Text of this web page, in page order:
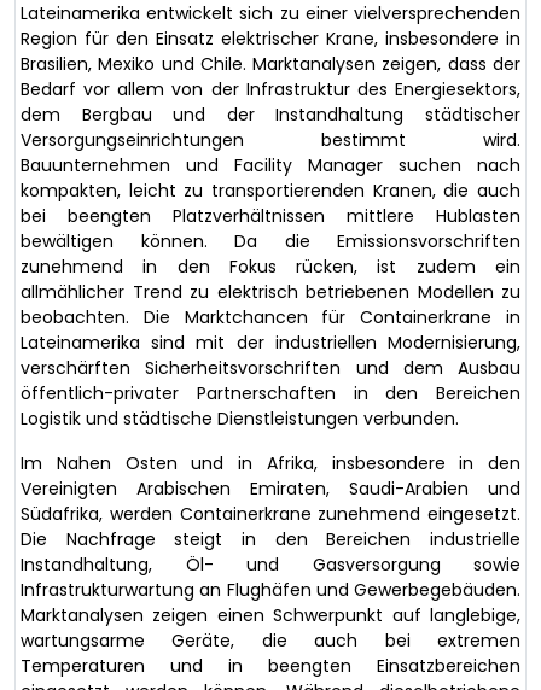
Lateinamerika entwickelt sich zu einer vielversprechenden
Region für den Einsatz elektrischer Krane, insbesondere in
Brasilien, Mexiko und Chile. Marktanalysen zeigen, dass der
Bedarf vor allem von der Infrastruktur des Energiesektors,
dem Bergbau und der Instandhaltung städtischer
Versorgungseinrichtungen bestimmt wird.
Bauunternehmen und Facility Manager suchen nach
kompakten, leicht zu transportierenden Kranen, die auch
bei beengten Platzverhältnissen mittlere Hublasten
bewältigen können. Da die Emissionsvorschriften
zunehmend in den Fokus rücken, ist zudem ein
allmählicher Trend zu elektrisch betriebenen Modellen zu
beobachten. Die Marktchancen für Containerkrane in
Lateinamerika sind mit der industriellen Modernisierung,
verschärften Sicherheitsvorschriften und dem Ausbau
öffentlich-privater Partnerschaften in den Bereichen
Logistik und städtische Dienstleistungen verbunden.
Im Nahen Osten und in Afrika, insbesondere in den
Vereinigten Arabischen Emiraten, Saudi-Arabien und
Südafrika, werden Containerkrane zunehmend eingesetzt.
Die Nachfrage steigt in den Bereichen industrielle
Instandhaltung, Öl- und Gasversorgung sowie
Infrastrukturwartung an Flughäfen und Gewerbegebäuden.
Marktanalysen zeigen einen Schwerpunkt auf langlebige,
wartungsarme Geräte, die auch bei extremen
Temperaturen und in beengten Einsatzbereichen